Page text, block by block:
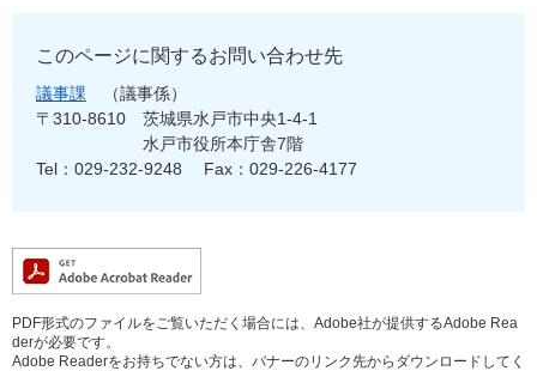
このページに関するお問い合わせ先
議事課
議事係
〒310-8610
茨城県水戸市中央1-4-1
水戸市役所本庁舎7階
Tel：029-232-9248
Fax：029-226-4177
PDF形式のファイルをご覧いただく場合には、Adobe社が提供するAdobe Rea
derが必要です。
Adobe Readerをお持ちでない方は、バナーのリンク先からダウンロードしてく